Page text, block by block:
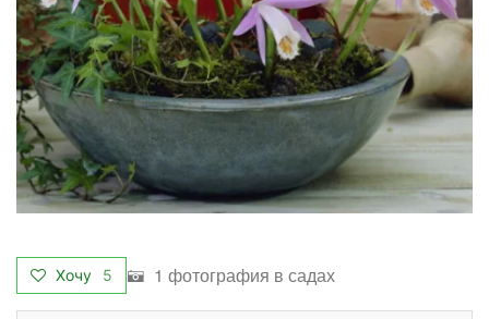
Хочу 5 1 фотография в садах